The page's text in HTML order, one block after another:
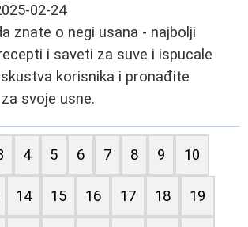
02-24
znate o negi usana - najbolji
i saveti za suve i ispucale
korisnika i pronađite
svoje usne.
4 5 6 7 8 9 10
14 15 16 17 18 19